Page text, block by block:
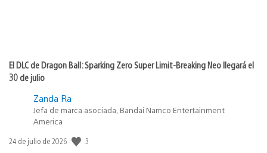
El DLC de Dragon Ball: Sparking Zero Super Limit-Breaking Neo llegará el
30 de julio
Zanda Ra
Jefa de marca asociada, Bandai Namco Entertainment
America
Fecha
24 de julio de 2026 3